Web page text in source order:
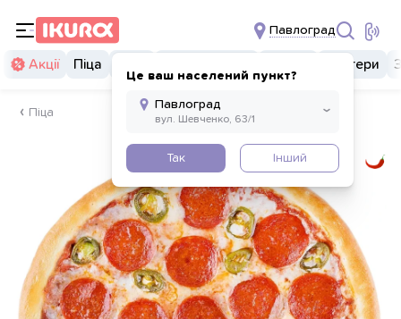
Павлоград
Це ваш населений пункт?
Так Інший
Акції Піца Бургери
Піца